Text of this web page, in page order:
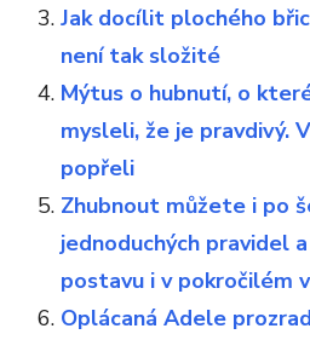
Jak docílit plochého
není tak složité
Mýtus o hubnutí, o
mysleli, že je pravdivý.
popřeli
Zhubnout můžete i po
jednoduchých pravidel
postavu i v pokročilém
Oplácaná Adele